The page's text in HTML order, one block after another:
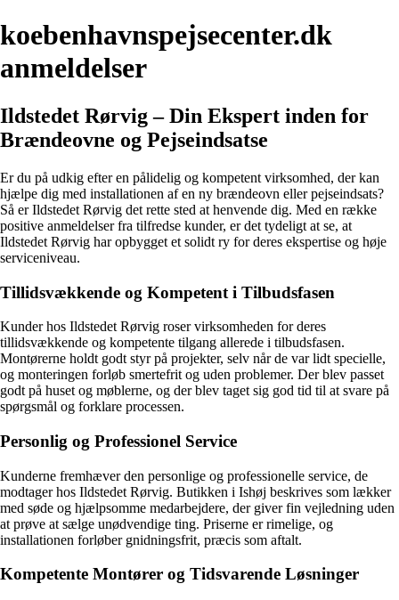
koebenhavnspejsecenter.dk
anmeldelser
Ildstedet Rørvig – Din Ekspert inden for
Brændeovne og Pejseindsatse
Er du på udkig efter en pålidelig og kompetent virksomhed, der kan
hjælpe dig med installationen af en ny brændeovn eller pejseindsats?
Så er Ildstedet Rørvig det rette sted at henvende dig. Med en række
positive anmeldelser fra tilfredse kunder, er det tydeligt at se, at
Ildstedet Rørvig har opbygget et solidt ry for deres ekspertise og høje
serviceniveau.
Tillidsvækkende og Kompetent i Tilbudsfasen
Kunder hos Ildstedet Rørvig roser virksomheden for deres
tillidsvækkende og kompetente tilgang allerede i tilbudsfasen.
Montørerne holdt godt styr på projekter, selv når de var lidt specielle,
og monteringen forløb smertefrit og uden problemer. Der blev passet
godt på huset og møblerne, og der blev taget sig god tid til at svare på
spørgsmål og forklare processen.
Personlig og Professionel Service
Kunderne fremhæver den personlige og professionelle service, de
modtager hos Ildstedet Rørvig. Butikken i Ishøj beskrives som lækker
med søde og hjælpsomme medarbejdere, der giver fin vejledning uden
at prøve at sælge unødvendige ting. Priserne er rimelige, og
installationen forløber gnidningsfrit, præcis som aftalt.
Kompetente Montører og Tidsvarende Løsninger